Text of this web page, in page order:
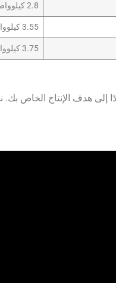
2.8 كيلوواط
3.55 كيلوواط
3.75 كيلوواط
إلى هدف الإنتاج الخاص بك.